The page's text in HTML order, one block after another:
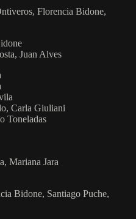
Florencia Bidone,
Juan Alves
Carla Giuliani
Toneladas
Mariana Jara
Bidone, Santiago Puche,